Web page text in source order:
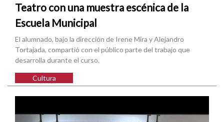
Teatro con una muestra escénica de la
Escuela Municipal
El alumnado, bajo la dirección de Irene Mira y Alejandro
Tortajada, compartió con el público parte del trabajo que
desarrolla durante el curso.
Cultura